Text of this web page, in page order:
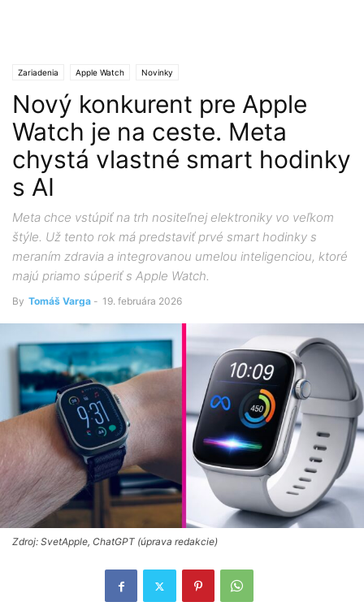
Zariadenia Apple Watch Novinky
Nový konkurent pre Apple
Watch je na ceste. Meta
chystá vlastné smart hodinky
s AI
Meta chce vstúpiť na trh nositeľnej elektroniky vo veľkom
štýle. Už tento rok má predstaviť prvé smart hodinky s
meraním zdravia a integrovanou umelou inteligenciou, ktoré
majú priamo súperiť s Apple Watch.
By Tomáš Varga - 19. februára 2026
Zdroj: SvetApple, ChatGPT (úprava redakcie)